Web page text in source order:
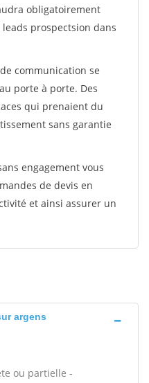
obligatoirement
prospectsion dans
communication se
porte à porte. Des
qui prenaient du
sans garantie
engagement vous
de devis en
et ainsi assurer un
argens
ou partielle -